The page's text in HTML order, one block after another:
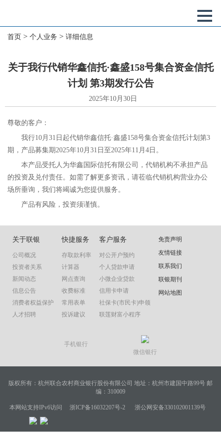
首页 > 个人业务 > 详细信息
关于我行代销华鑫信托·鑫盛158号集合资金信托
计划 第3期发行公告
2025年10月30日
尊敬的客户：
我行10月31日起代销华鑫信托·鑫盛158号集合资金信托计划第3
期，产品募集期2025年10月31日至2025年11月4日。
本产品受托人为华鑫国际信托有限公司，代销机构不承担产品
的投资及兑付责任。如需了解更多资讯，请莅临代销机构营业办公
场所垂询，我们将竭诚为您提供服务。
产品有风险，投资须谨慎。
关于联银
公司概况
投资者关系
新闻动态
信息公告
消费者权益保护
人才招聘
快捷服务
存取款利率
计算器
网点查询
收费标准
常用表单
投诉建议
客户服务
对公开户预约
个人贷款申请
小微企业贷款
信用卡申请
社保卡(市民卡)申领
联莲财富小程序
免责声明
友情链接
联系我们
联银期刊
网站地图
手机银行
微信银行
版权所有：杭州联合农村商业银行股份有限公司 地址：杭州市建国中路99号 邮
编：310009
本网站支持IPv6访问 浙ICP备16032207号-2 浙公网安备330102001139号